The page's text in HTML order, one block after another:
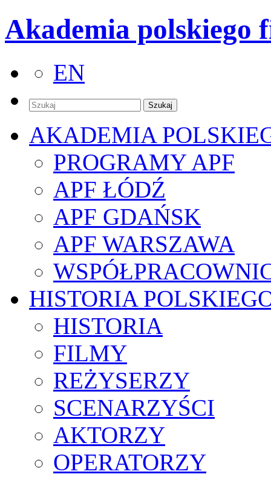
Akademia polskiego
EN
AKADEMIA
PROGRAMY APF
APF ŁÓDŹ
APF GDAŃSK
APF WARSZAWA
HISTORIA
HISTORIA
FILMY
REŻYSERZY
SCENARZYŚCI
AKTORZY
OPERATORZY